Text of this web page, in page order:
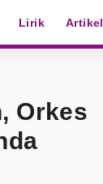
Lirik Artikel
Orkes